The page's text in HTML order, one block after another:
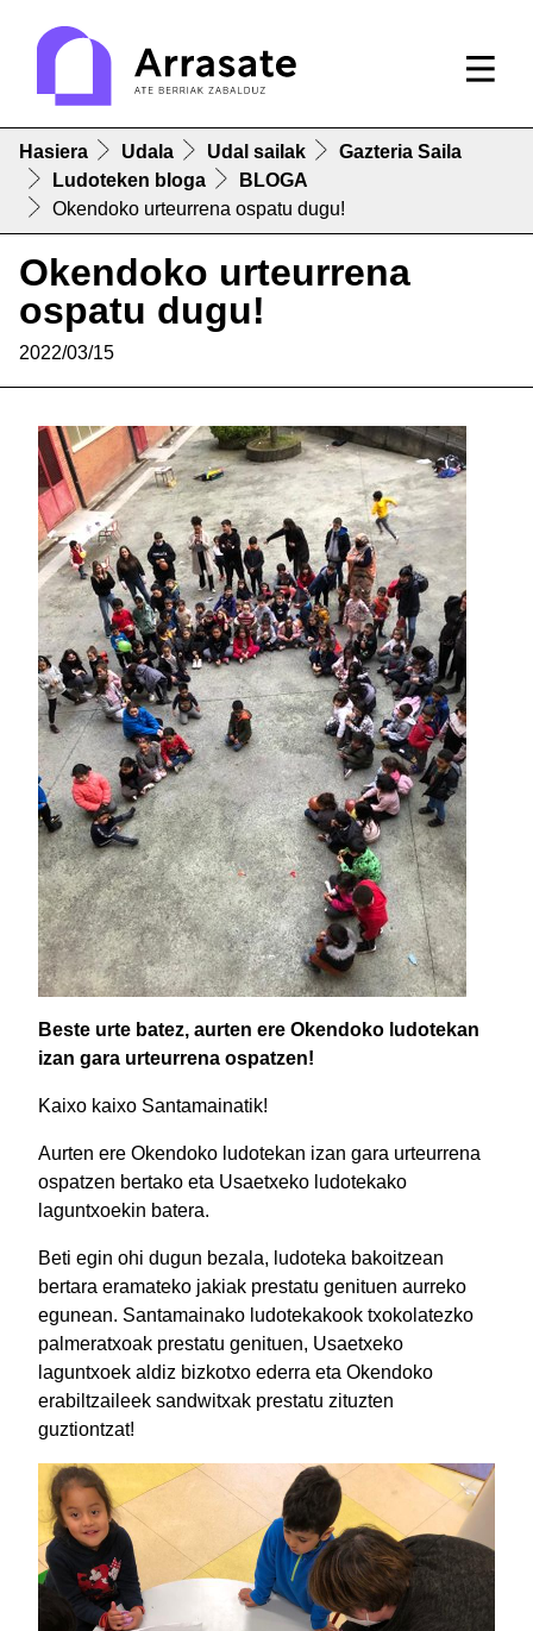
Hasiera Udala Udal sailak
Gazteria Saila
Ludoteken bloga
BLOGA
Okendoko urteurrena ospatu dugu!
Okendoko urteurrena
ospatu dugu!
2022/03/15
Beste urte batez, aurten ere Okendoko ludotekan
izan gara urteurrena ospatzen!
Kaixo kaixo Santamainatik!
Aurten ere Okendoko ludotekan izan gara urteurrena
ospatzen bertako eta Usaetxeko ludotekako
laguntxoekin batera.
Beti egin ohi dugun bezala, ludoteka bakoitzean
bertara eramateko jakiak prestatu genituen aurreko
egunean. Santamainako ludotekakook txokolatezko
palmeratxoak prestatu genituen, Usaetxeko
laguntxoek aldiz bizkotxo ederra eta Okendoko
erabiltzaileek sandwitxak prestatu zituzten
guztiontzat!